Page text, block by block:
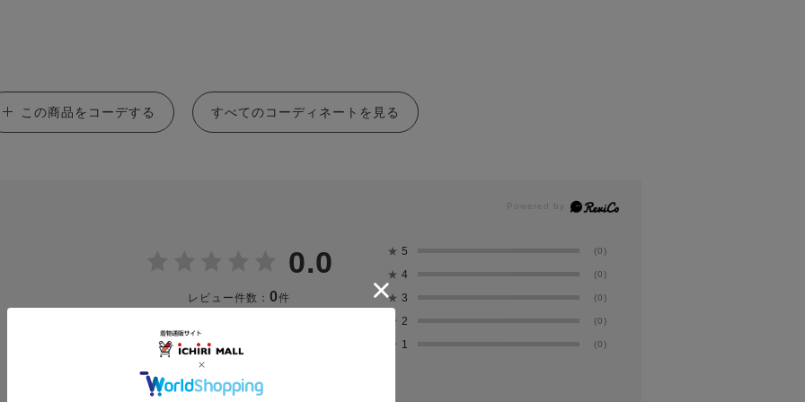
この商品をコーデする すべてのコーディネートを見る
0.0
レビュー件数： 0件
★ 5 (0)
★ 4 (0)
★ 3 (0)
★ 2 (0)
★ 1 (0)